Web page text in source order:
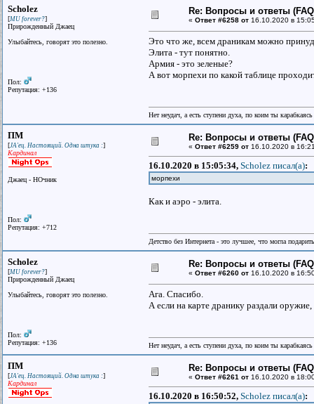
Scholez
[MU forever?]
Прирожденный Джаец
Улыбайтесь, говорят это полезно.
Пол:
Репутация: +136
Re: Вопросы и ответы
« Ответ #6258 от 16.10.2020 в
Это что же, всем драникам можно
Элита - тут понятно.
Армия - это зеленые?
А вот морпехи по какой таблице
Нет неудач, а есть ступени духа, по коим ты
ПМ
[JA'ец. Настоящий. Одна штука :]
Кардинал
Джаец - НОчник
Пол:
Репутация: +712
Re: Вопросы и ответы
« Ответ #6259 от 16.10.2020 в
16.10.2020 в 15:05:34, Scholez писал(a):
морпехи
Как и аэро - элита.
Детство без Интернета - это лучшее, что могла
Scholez
[MU forever?]
Прирожденный Джаец
Улыбайтесь, говорят это полезно.
Пол:
Репутация: +136
Re: Вопросы и ответы
« Ответ #6260 от 16.10.2020 в
Ага. Спасибо.
А если на карте дранику раздали
Нет неудач, а есть ступени духа, по коим ты
ПМ
[JA'ец. Настоящий. Одна штука :]
Кардинал
Re: Вопросы и ответы
« Ответ #6261 от 16.10.2020 в
16.10.2020 в 16:50:52, Scholez писал(a):